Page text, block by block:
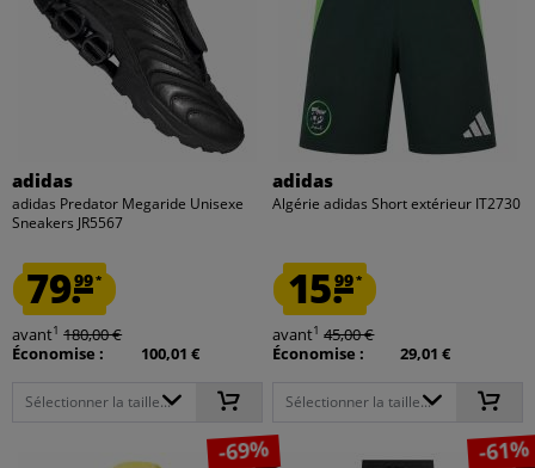
adidas
adidas Predator Megaride Unisexe
Sneakers JR5567
79.99*
avant1 180,00 €
Économise :
100,01 €
Sélectionner la taille...
adidas
Algérie adidas Short extérieur IT2730
15.99*
avant1 45,00 €
Économise :
29,01 €
Sélectionner la taille...
-69% -61%